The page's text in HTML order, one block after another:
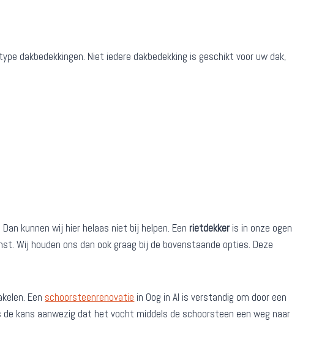
dakbedekkingen. Niet iedere dakbedekking is geschikt voor uw dak,
kunnen wij hier helaas niet bij helpen. Een rietdekker is in onze ogen
Wij houden ons dan ook graag bij de bovenstaande opties. Deze
Een schoorsteenrenovatie in Oog in Al is verstandig om door een
kans aanwezig dat het vocht middels de schoorsteen een weg naar